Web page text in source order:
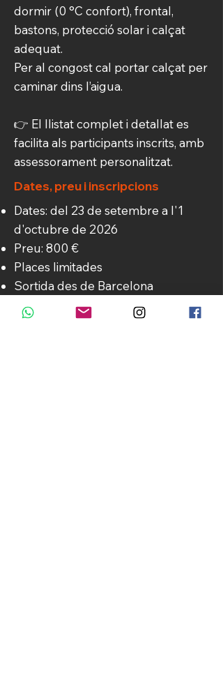
dormir (0 °C confort), frontal,
bastons, protecció solar i calçat
adequat.
Per al congost cal portar calçat per
caminar dins l’aigua.
👉 El llistat complet i detallat es
facilita als participants inscrits, amb
assessorament personalitzat.
Dates, preu i inscripcions
Dates: del 23 de setembre a l'1
d'octubre de 2026
Preu: 800 €
Places limitades
Sortida des de Barcelona
Data màxima per fer la inscripció: 1
de març